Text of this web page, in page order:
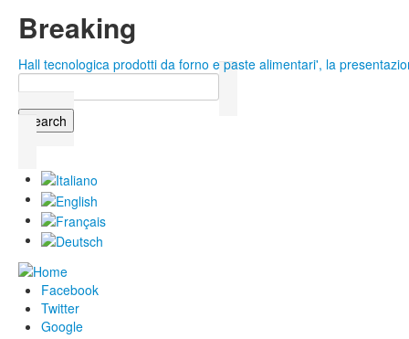
Breaking
Hall tecnologica prodotti da forno e paste alimentari', la
Colacchio Food al Summer Fancy Food N.Y. 2015
Search form
Facebook
Twitter
Google